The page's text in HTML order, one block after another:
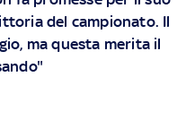
del campionato. Il
ma questa merita il